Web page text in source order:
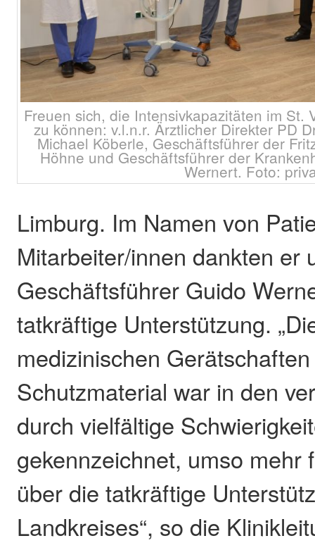
Freuen sich, die Intensivkapazitäten im St.
zu können: v.l.n.r. Ärztlicher Direkter PD
Michael Köberle, Geschäftsführer der
Höhne und Geschäftsführer der
Wernert. Foto:
Limburg. Im Namen von
Mitarbeiter/innen dankten er
Geschäftsführer Guido
tatkräftige Unterstützung.
medizinischen
Schutzmaterial war in den
durch vielfältige
gekennzeichnet, umso mehr
über die tatkräftige
Landkreises“, so die